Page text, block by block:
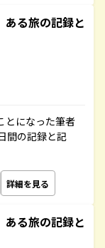
る旅の記録と
とになった筆者
間の記録と記
詳細を見る
る旅の記録と